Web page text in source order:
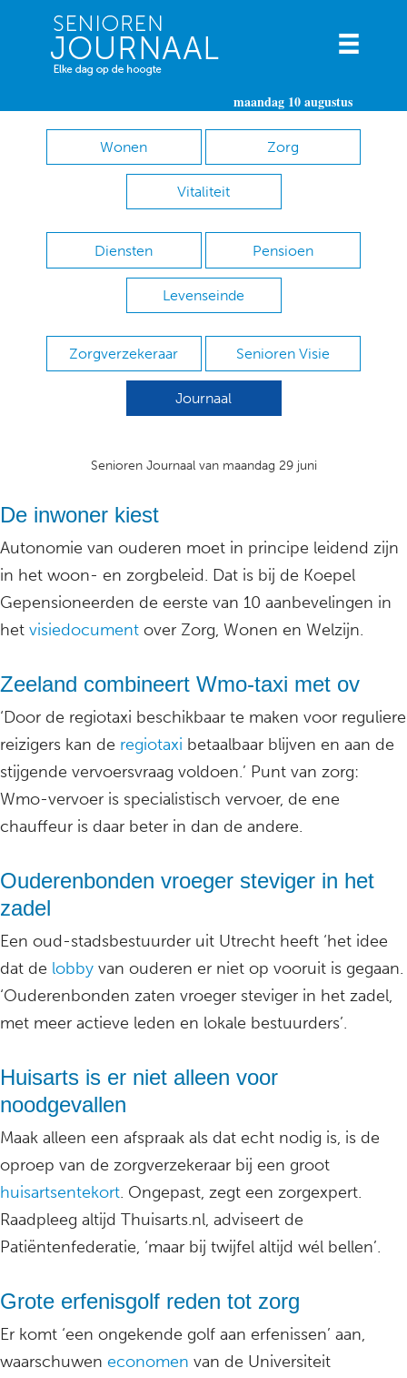
maandag 10 augustus
Wonen Zorg
Vitaliteit
Diensten Pensioen
Levenseinde
Zorgverzekeraar Senioren Visie
Journaal
Senioren Journaal van maandag 29 juni
De inwoner kiest
Autonomie van ouderen moet in principe leidend zijn
in het woon- en zorgbeleid. Dat is bij de Koepel
Gepensioneerden de eerste van 10 aanbevelingen in
het visiedocument over Zorg, Wonen en Welzijn.
Zeeland combineert Wmo-taxi met ov
‘Door de regiotaxi beschikbaar te maken voor reguliere
reizigers kan de regiotaxi betaalbaar blijven en aan de
stijgende vervoersvraag voldoen.’ Punt van zorg:
Wmo-vervoer is specialistisch vervoer, de ene
chauffeur is daar beter in dan de andere.
Ouderenbonden vroeger steviger in het
zadel
Een oud-stadsbestuurder uit Utrecht heeft ‘het idee
dat de lobby van ouderen er niet op vooruit is gegaan.
‘Ouderenbonden zaten vroeger steviger in het zadel,
met meer actieve leden en lokale bestuurders’.
Huisarts is er niet alleen voor
noodgevallen
Maak alleen een afspraak als dat echt nodig is, is de
oproep van de zorgverzekeraar bij een groot
huisartsentekort. Ongepast, zegt een zorgexpert.
Raadpleeg altijd Thuisarts.nl, adviseert de
Patiëntenfederatie, ‘maar bij twijfel altijd wél bellen’.
Grote erfenisgolf reden tot zorg
Er komt ‘een ongekende golf aan erfenissen’ aan,
waarschuwen economen van de Universiteit